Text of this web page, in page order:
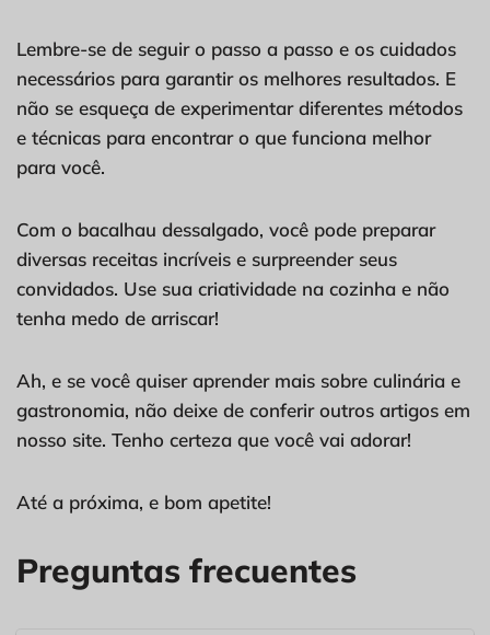
Lembre-se de seguir o passo a passo e os cuidados
necessários para garantir os melhores resultados. E
não se esqueça de experimentar diferentes métodos
e técnicas para encontrar o que funciona melhor
para você.
Com o bacalhau dessalgado, você pode preparar
diversas receitas incríveis e surpreender seus
convidados. Use sua criatividade na cozinha e não
tenha medo de arriscar!
Ah, e se você quiser aprender mais sobre culinária e
gastronomia, não deixe de conferir outros artigos em
nosso site. Tenho certeza que você vai adorar!
Até a próxima, e bom apetite!
Preguntas frecuentes